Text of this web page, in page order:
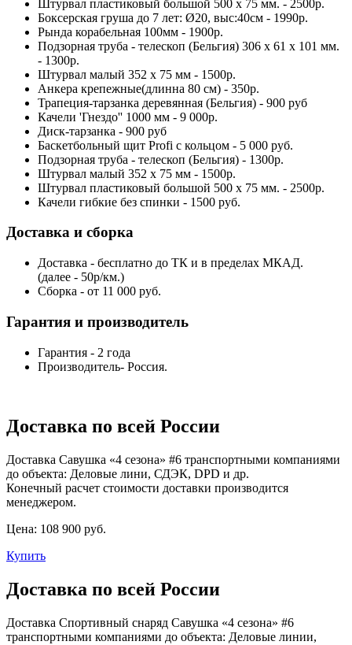
Штурвал пластиковый большой 500 х 75 мм. - 2500р.
Боксерская груша до 7 лет: Ø20, выс:40см - 1990р.
Рында корабельная 100мм - 1900р.
Подзорная труба - телескоп (Бельгия) 306 х 61 х 101 мм.
- 1300р.
Штурвал малый 352 х 75 мм - 1500р.
Анкера крепежные(длинна 80 см) - 350р.
Трапеция-тарзанка деревянная (Бельгия) - 900 руб
Качели 'Гнездо'' 1000 мм - 9 000р.
Диск-тарзанка - 900 руб
Баскетбольный щит Profi c кольцом - 5 000 руб.
Подзорная труба - телескоп (Бельгия) - 1300р.
Штурвал малый 352 х 75 мм - 1500р.
Штурвал пластиковый большой 500 х 75 мм. - 2500р.
Качели гибкие без спинки - 1500 руб.
Доставка и сборка
Доставка - бесплатно до ТК и в пределах МКАД.
(далее - 50р/км.)
Сборка - от 11 000 руб.
Гарантия и производитель
Гарантия - 2 года
Производитель- Россия.
Доставка по всей России
Доставка Савушка «‎4 сезона» ‎#6 транспортными компаниями
до объекта: Деловые лини, СДЭК, DPD и др.
Конечный расчет стоимости доставки производится
менеджером.
Цена: 108 900 руб.
Купить
Доставка по всей России
Доставка Спортивный снаряд Савушка «‎4 сезона» ‎#6
транспортными компаниями до объекта: Деловые линии,